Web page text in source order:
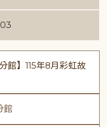
館】115年8月彩虹故
館